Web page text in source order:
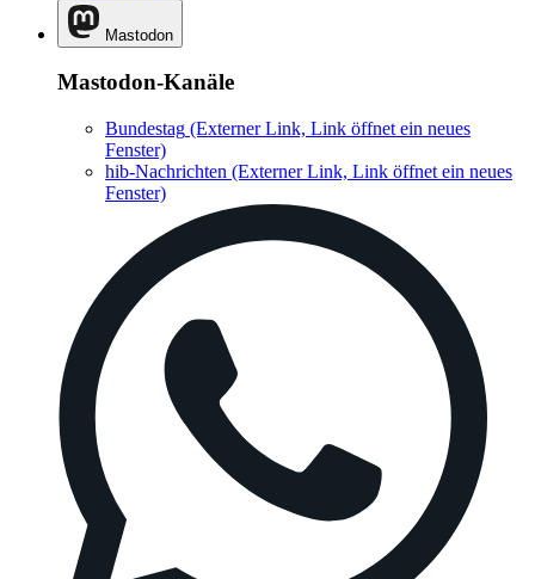
Mastodon
Mastodon-Kanäle
Bundestag (Externer Link, Link öffnet ein neues
Fenster)
hib-Nachrichten (Externer Link, Link öffnet ein neues
Fenster)